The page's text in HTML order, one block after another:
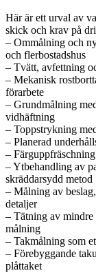
Här är ett urval av
skick och krav på
– Ommålning och
och flerbostadshus
– Tvätt, avfettning
– Mekanisk
förarbete
– Grundmålning
vidhäftning
– Toppstrykning
– Planerad
–
– Ytbehandling av
skräddarsydd metod
– Målning av
detaljer
– Tätning av mindre
målning
– Takmålning som
– Förebyggande
plåttaket